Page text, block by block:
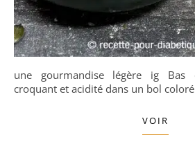
une gourmandise légère ig Bas qui marie douceur,
croquant et acidité dans un bol coloré
VOIR